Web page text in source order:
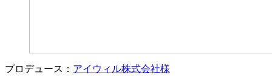
プロデュース： アイウィル株式会社様